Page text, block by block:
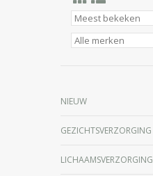
NIEUW
GEZICHTSVERZORGING
LICHAAMSVERZORGING